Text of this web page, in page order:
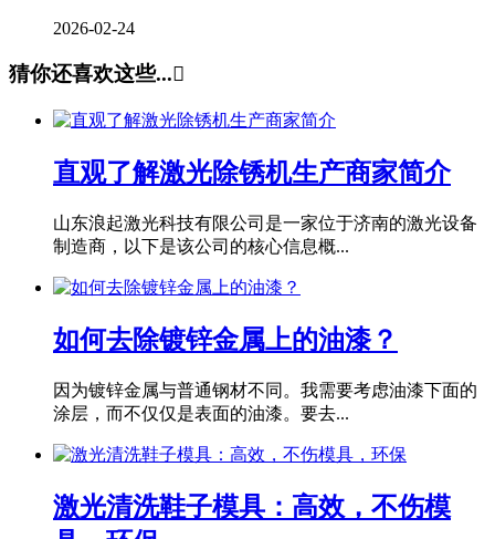
2026-02-24
猜你还喜欢这些...
直观了解激光除锈机生产商家简介
山东浪起激光科技有限公司是一家位于济南的激光设备
制造商，以下是该公司的核心信息概...
如何去除镀锌金属上的油漆？
因为镀锌金属与普通钢材不同。我需要考虑油漆下面的
涂层，而不仅仅是表面的油漆。要去...
激光清洗鞋子模具：高效，不伤模